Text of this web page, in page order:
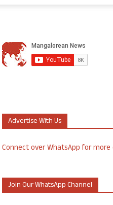
Advertise With Us
Connect over WhatsApp for
Join Our WhatsApp Channel